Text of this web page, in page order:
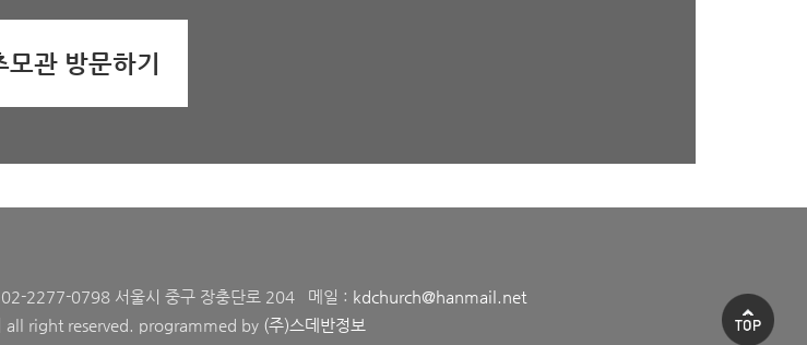
모관 방문하기
2277-0798 서울시 중구 장충단로 204 메일 : kdchurch@hanmail.net
all right reserved. programmed by (주)스데반정보